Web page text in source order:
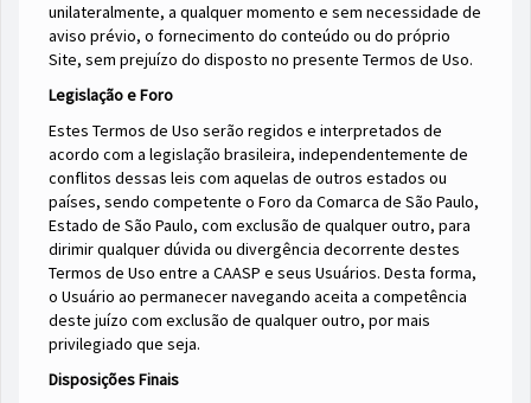
unilateralmente, a qualquer momento e sem necessidade de
aviso prévio, o fornecimento do conteúdo ou do próprio
Site, sem prejuízo do disposto no presente Termos de Uso.
Legislação e Foro
Estes Termos de Uso serão regidos e interpretados de
acordo com a legislação brasileira, independentemente de
conflitos dessas leis com aquelas de outros estados ou
países, sendo competente o Foro da Comarca de São Paulo,
Estado de São Paulo, com exclusão de qualquer outro, para
dirimir qualquer dúvida ou divergência decorrente destes
Termos de Uso entre a CAASP e seus Usuários. Desta forma,
o Usuário ao permanecer navegando aceita a competência
deste juízo com exclusão de qualquer outro, por mais
privilegiado que seja.
Disposições Finais